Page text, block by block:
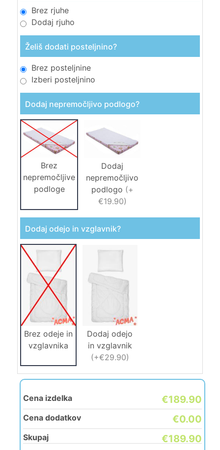
Brez rjuhe
Dodaj rjuho
Želiš dodati posteljnino?
Brez posteljnine
Izberi posteljnino
Dodaj nepremočljivo podlogo?
Brez
nepremočljive
podloge
Dodaj
nepremočljivo
podlogo (+
€19.90)
Dodaj odejo in vzglavnik?
Brez odeje in
vzglavnika
Dodaj odejo
in vzglavnik
(+€29.90)
Cena izdelka €189.90
Cena dodatkov €0.00
Skupaj €189.90